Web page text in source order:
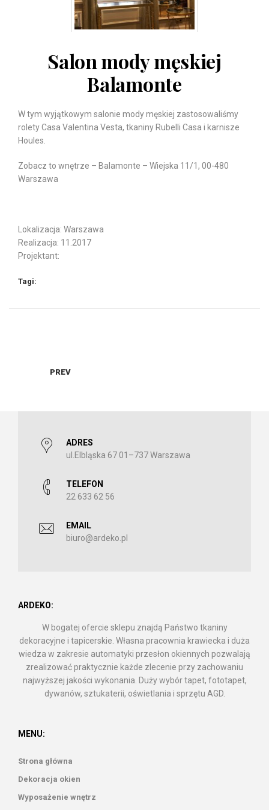
Salon mody męskiej
Balamonte
W tym wyjątkowym salonie mody męskiej zastosowaliśmy
rolety Casa Valentina Vesta, tkaniny Rubelli Casa i karnisze
Houles.
Zobacz to wnętrze – Balamonte – Wiejska 11/1, 00-480
Warszawa
Lokalizacja: Warszawa
Realizacja: 11.2017
Projektant:
Tagi:
PREV
ADRES
ul.Elbląska 67 01–737 Warszawa
TELEFON
22 633 62 56
EMAIL
biuro@ardeko.pl
ARDEKO:
W bogatej ofercie sklepu znajdą Państwo tkaniny
dekoracyjne i tapicerskie. Własna pracownia krawiecka i duża
wiedza w zakresie automatyki przesłon okiennych pozwalają
zrealizować praktycznie każde zlecenie przy zachowaniu
najwyższej jakości wykonania. Duży wybór tapet, fototapet,
dywanów, sztukaterii, oświetlania i sprzętu AGD.
MENU:
Strona główna
Dekoracja okien
Wyposażenie wnętrz